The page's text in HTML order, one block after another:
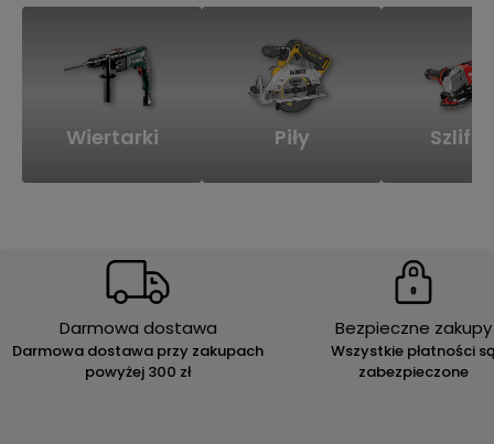
Wiertarki Piły
Darmowa dostawa
Darmowa dostawa przy zakupach
powyżej 300 zł
Bezpieczne zakupy
Wszystkie płatności
zabezpieczone